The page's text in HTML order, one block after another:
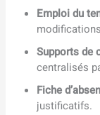
Emploi du
Supports de
centralisés
Fiche
justificatifs.